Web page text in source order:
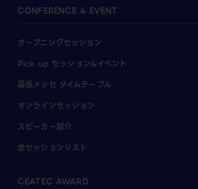
CONFERENCE & EVENT
オープニングセッション
Pick up セッション&イベント
幕張メッセ タイムテーブル
オンラインセッション
スピーカー紹介
全セッションリスト
CEATEC AWARD